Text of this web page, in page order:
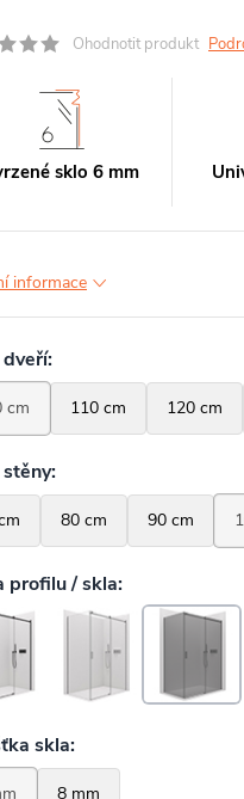
Ohodnotit produkt
sklo 6 mm
informace